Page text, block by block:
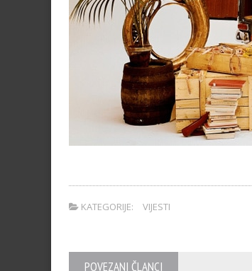
KATEGORIJE: VIJESTI
POVEZANI ČLANCI